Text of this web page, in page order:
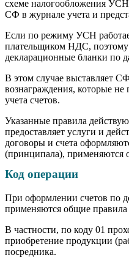
схеме налогообложения
СФ в журнале учета и
Если по режиму УСН
плательщиком НДС, поэтому
декларационные бланки по
В этом случае выставляет
вознаграждения, которые
учета счетов.
Указанные правила
предоставляет услуги и
договоры и счета
(принципала), применяются
Код операции
При оформлении счетов по
применяются общие правила
В частности, по коду 01
приобретение продукции
посредника.